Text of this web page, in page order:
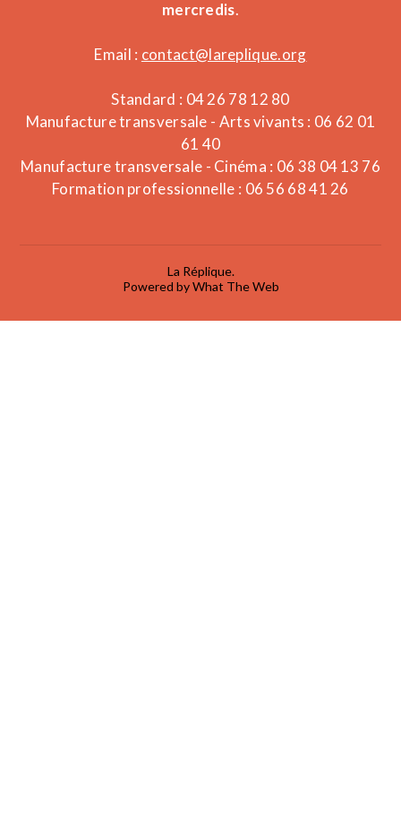
mercredis.
Email : contact@lareplique.org
Standard : 04 26 78 12 80
Manufacture transversale - Arts vivants : 06 62 01
61 40
Manufacture transversale - Cinéma : 06 38 04 13 76
Formation professionnelle : 06 56 68 41 26
La Réplique.
Powered by What The Web